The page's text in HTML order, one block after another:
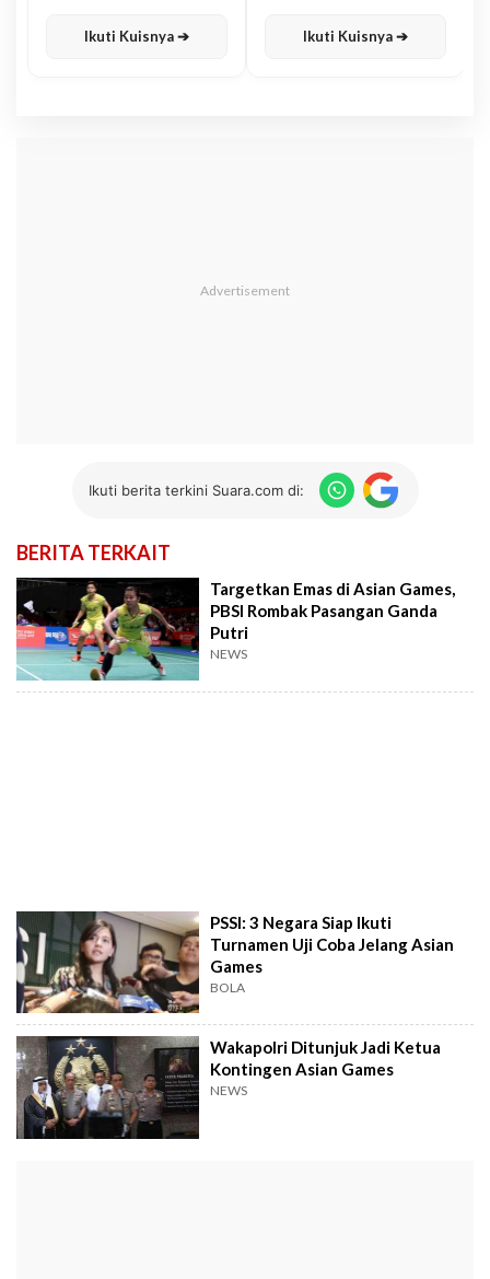
Ikuti Kuisnya ➔ Ikuti Kuisnya ➔
Ikuti berita terkini Suara.com di:
BERITA TERKAIT
Targetkan Emas di Asian Games,
PBSI Rombak Pasangan Ganda
Putri
NEWS
PSSI: 3 Negara Siap Ikuti
Turnamen Uji Coba Jelang Asian
Games
BOLA
Wakapolri Ditunjuk Jadi Ketua
Kontingen Asian Games
NEWS